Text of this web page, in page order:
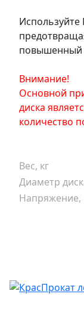
Используйте
повышенный
Внимание!
Основной
диска
количество
Вес, кг
Диаметр
Напряжение,